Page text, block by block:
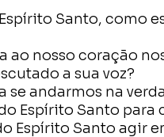
Santo, como
ao nosso coração
a sua voz?
se andarmos na
Espírito Santo
Espírito Santo agir